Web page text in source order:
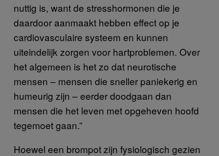
nuttig is, want de stresshormonen die je
daardoor aanmaakt hebben effect op je
cardiovasculaire systeem en kunnen
uiteindelijk zorgen voor hartproblemen. Over
het algemeen is het zo dat neurotische
mensen – mensen die sneller paniekerig en
humeurig zijn – eerder doodgaan dan
mensen die het leven met opgeheven hoofd
tegemoet gaan.”
Hoewel een brompot zijn fysiologisch gezien